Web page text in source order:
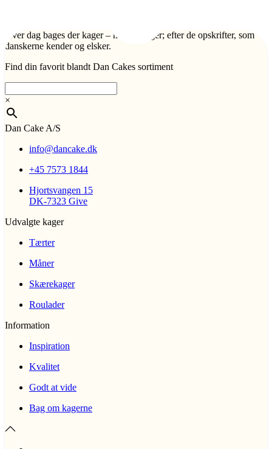
Hver dag bages der kager – mange kager; efter de opskrifter, som
danskerne kender og elsker.
Find din favorit blandt Dan Cakes sortiment
×
Dan Cake A/S
info@dancake.dk
+45 7573 1844
Hjortsvangen 15
DK-7323 Give
Udvalgte kager
Tærter
Måner
Skærekager
Roulader
Information
Inspiration
Kvalitet
Godt at vide
Bag om kagerne